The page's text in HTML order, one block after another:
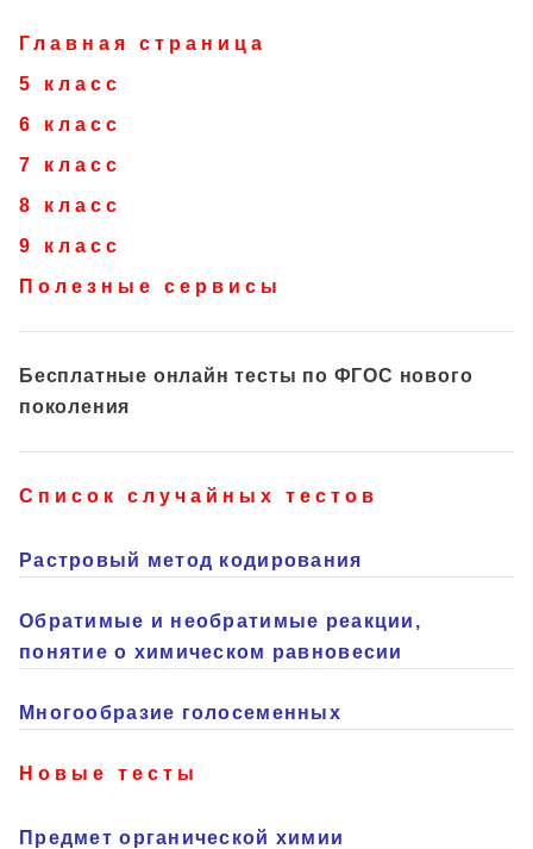
Главная страница
5 класс
6 класс
7 класс
8 класс
9 класс
Полезные сервисы
Бесплатные онлайн тесты по ФГОС нового
поколения
Список случайных тестов
Растровый метод кодирования
Обратимые и необратимые реакции,
понятие о химическом равновесии
Многообразие голосеменных
Новые тесты
Предмет органической химии